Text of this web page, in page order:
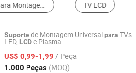
Suporte de Montagem Universalpara TVs
LED, LCDe Plasma
US$ 0,99-1,99 / Peça
1.000 Peças (MOQ)
Co., Ltd
Desde 2018